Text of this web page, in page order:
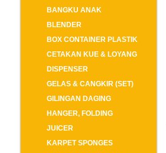
BANGKU ANAK
BLENDER
BOX CONTAINER PLASTIK
CETAKAN KUE & LOYANG
DISPENSER
GELAS & CANGKIR (SET)
GILINGAN DAGING
HANGER, FOLDING
JUICER
KARPET SPONGES